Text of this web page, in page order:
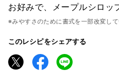
お好みで、メープルシロッ
※みやすさのために書式を一部改変して
このレシピをシェアする